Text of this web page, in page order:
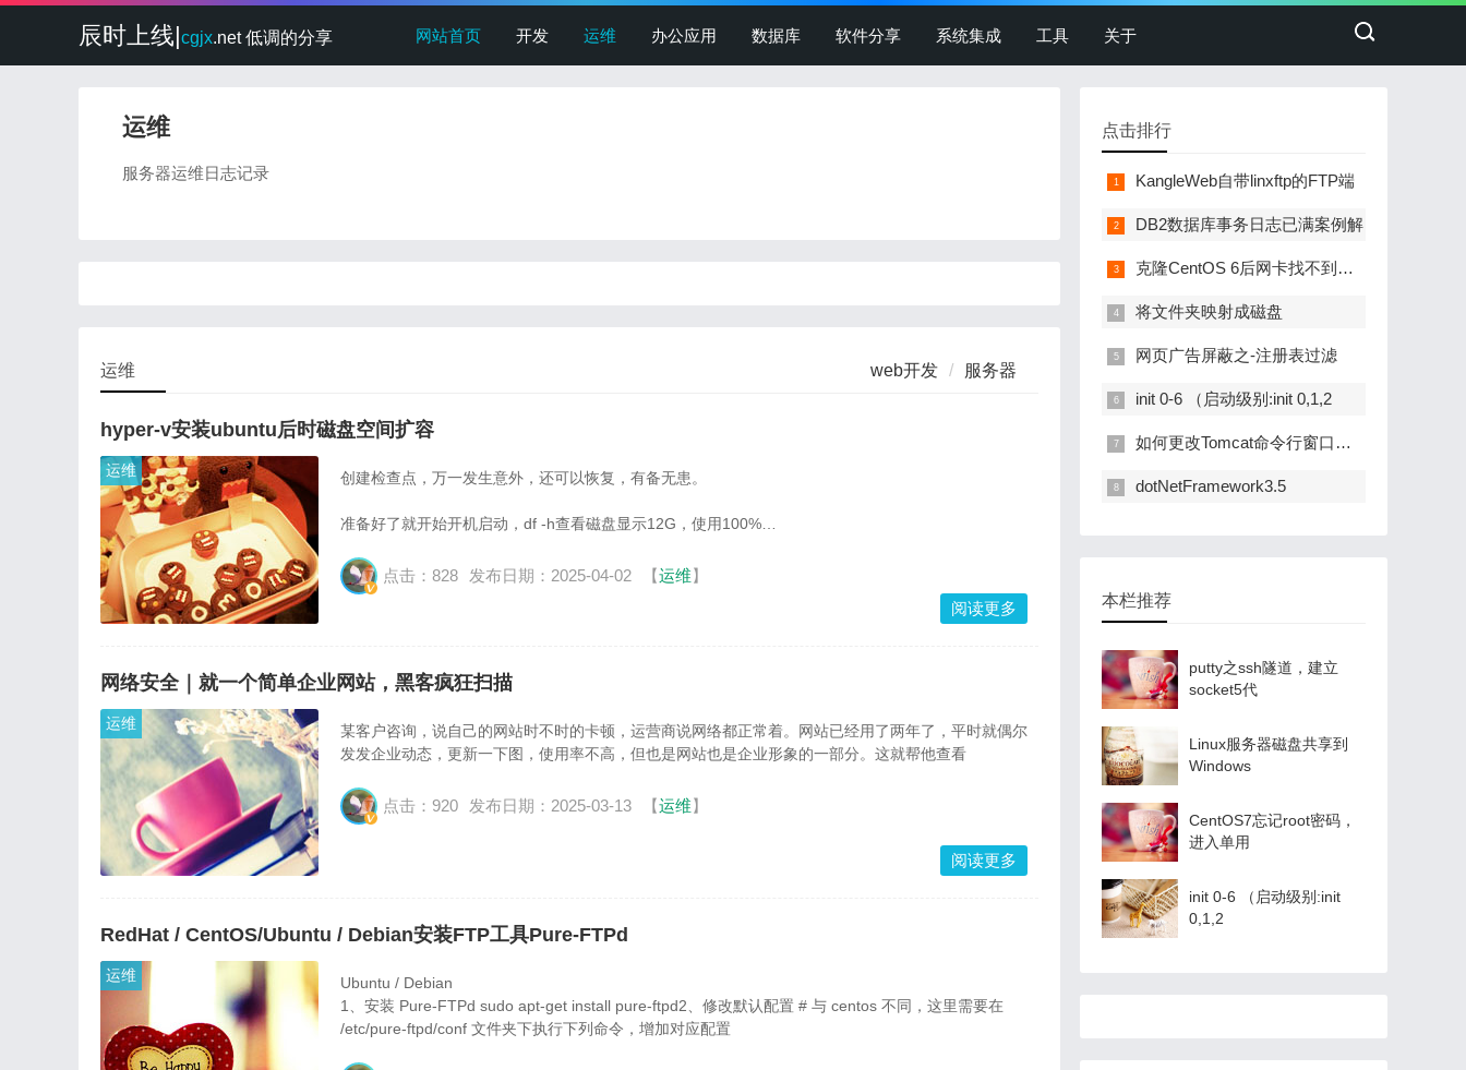
辰时上线|cgjx.net 低调的分享 网站首页 开发 运维 办公应用 数据库 软件分享 系统集成 工具 关于
运维
服务器运维日志记录
web开发 服务器
运维
hyper-v安装ubuntu后时磁盘空间扩容
运维 创建检查点，万一发生意外，还可以恢复，有备无患。
准备好了就开始开机启动，df -h查看磁盘显示12G，使用100%
切换到root用户，使用命令fdisk /dev/sda
点击：828 发布日期：2025-04-02 【运维】
阅读更多
网络安全｜就一个简单企业网站，黑客疯狂扫描
运维
某客户咨询，说自己的网站时不时的卡顿，运营商说网络都正常着。网站已经用了两年了，平时就偶尔
发发企业动态，更新一下图，使用率不高，但也是网站也是企业形象的一部分。这就帮他查看
点击：920 发布日期：2025-03-13 【运维】
阅读更多
RedHat / CentOS/Ubuntu / Debian安装FTP工具Pure-FTPd
运维
Ubuntu / Debian
1、安装 Pure-FTPd sudo apt-get install pure-ftpd2、修改默认配置 # 与 centos 不同，这里需要在
/etc/pure-ftpd/conf 文件夹下执行下列命令，增加对应配置
点击排行
KangleWeb自带linxftp的FTP端
DB2数据库事务日志已满案例解
克隆CentOS 6后网卡找不到的解
将文件夹映射成磁盘
网页广告屏蔽之-注册表过滤
init 0-6 （启动级别:init 0,1,2
如何更改Tomcat命令行窗口标题
dotNetFramework3.5
本栏推荐
putty之ssh隧道，建立
socket5代
Linux服务器磁盘共享到
Windows
CentOS7忘记root密码，
进入单用
init 0-6 （启动级别:init
0,1,2